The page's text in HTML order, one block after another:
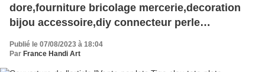
dore,fourniture bricolage mercerie,decoration
bijou accessoire,diy connecteur perle
pierre,boho bobo gothique ceremonie
Publié le 07/08/2023 à 18:04
Par France Handi Art